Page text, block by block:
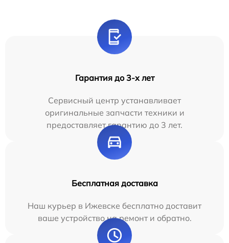
Гарантия до 3-х лет
Сервисный центр устанавливает
оригинальные запчасти техники и
предоставляет гарантию до 3 лет.
Бесплатная доставка
Наш курьер в Ижевске бесплатно доставит
ваше устройство на ремонт и обратно.